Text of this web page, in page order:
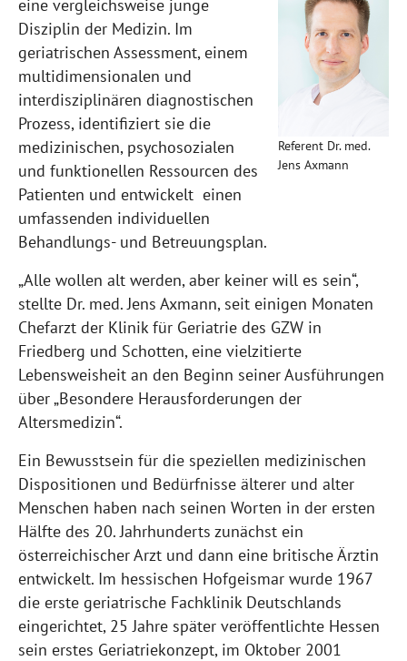
Referent Dr. med.
Jens Axmann
eine vergleichsweise junge
Disziplin der Medizin. Im
geriatrischen Assessment, einem
multidimensionalen und
interdisziplinären diagnostischen
Prozess, identifiziert sie die
medizinischen, psychosozialen
und funktionellen Ressourcen des
Patienten und entwickelt einen
umfassenden individuellen
Behandlungs- und Betreuungsplan.
„Alle wollen alt werden, aber keiner will es sein“,
stellte Dr. med. Jens Axmann, seit einigen Monaten
Chefarzt der Klinik für Geriatrie des GZW in
Friedberg und Schotten, eine vielzitierte
Lebensweisheit an den Beginn seiner Ausführungen
über „Besondere Herausforderungen der
Altersmedizin“.
Ein Bewusstsein für die speziellen medizinischen
Dispositionen und Bedürfnisse älterer und alter
Menschen haben nach seinen Worten in der ersten
Hälfte des 20. Jahrhunderts zunächst ein
österreichischer Arzt und dann eine britische Ärztin
entwickelt. Im hessischen Hofgeismar wurde 1967
die erste geriatrische Fachklinik Deutschlands
eingerichtet, 25 Jahre später veröffentlichte Hessen
sein erstes Geriatriekonzept, im Oktober 2001